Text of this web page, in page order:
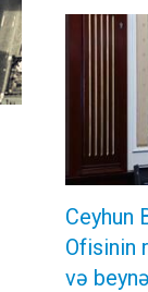
Ceyhun
Ofisinin
və